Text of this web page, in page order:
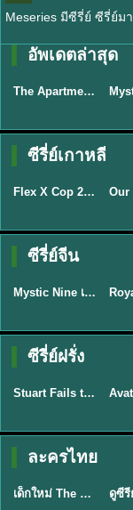
Meseries มีซีรี่ย์ ซีรี่ย์ม
อัพเดตล่าสุด
★5.3
พากย์ไทย
The Apartment Job (2026) ท่านประธานกำมะลอ พากย์ไทย ซับไทย EP1-12 ★
พา
ซีรี่ย์เกาหลี
★8
ซับไทย
Flex X Cop 2 คุณชายสายสืบ ซีซั่น 2 (2026) พากย์ไทย ซับไทย EP.1-14 ★
ซีรี่ย์จีน
★9
พากย์ไทย/ซับ
ไทย
Mystic Nine เก้าสกุล (2026) พากย์ไทย ซับไทย EP.1-30 ★
ซีรี่ย์ฝรั่ง
★9.3
พากย์ไทย
Stuart Fails to Save the Universe สจ๊วตล่มแผนกู้จักรวาล (2026) พากย์ไทย ซับไทย EP.1-10 ★
ละครไทย
★ 8 EP.6
พากย์ไทย
เด็กใหม่ The Reset 2026 EP1-6 พากย์ไทย ดูซีรี่ย์ Netflix ล่าสุด HD